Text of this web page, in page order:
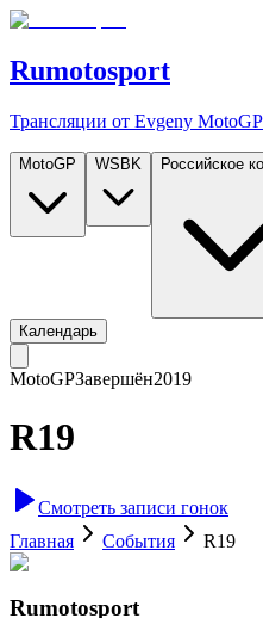
Rumotosport
Трансляции от Evgeny MotoGP
MotoGP WSBK Российское
Календарь
MotoGPЗавершён2019
R19
Смотреть записи гонок
Главная
События R19
Rumotosport